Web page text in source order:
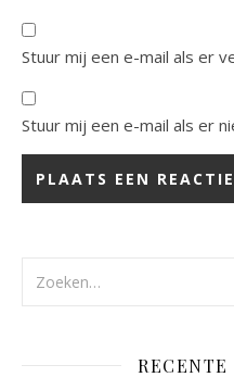
Stuur mij een e-mail als er
Stuur mij een e-mail als er